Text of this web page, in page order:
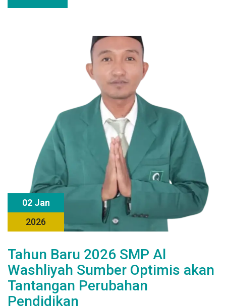
02 Jan
2026
Tahun Baru 2026 SMP Al
Washliyah Sumber Optimis akan
Tantangan Perubahan
Pendidikan